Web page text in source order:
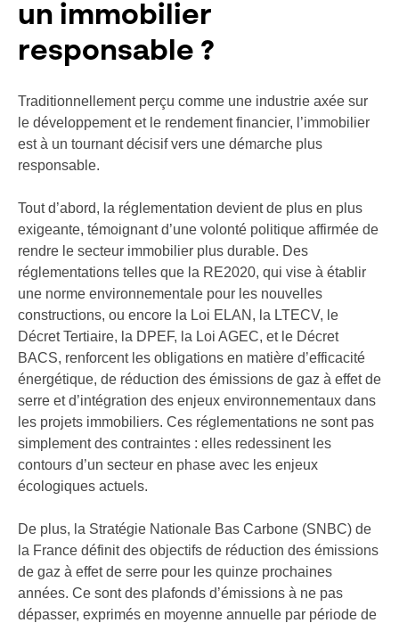
un immobilier
responsable ?
Traditionnellement perçu comme une industrie axée sur
le développement et le rendement financier, l’immobilier
est à un tournant décisif vers une démarche plus
responsable.
Tout d’abord, la réglementation devient de plus en plus
exigeante, témoignant d’une volonté politique affirmée de
rendre le secteur immobilier plus durable. Des
réglementations telles que la RE2020, qui vise à établir
une norme environnementale pour les nouvelles
constructions, ou encore la Loi ELAN, la LTECV, le
Décret Tertiaire, la DPEF, la Loi AGEC, et le Décret
BACS, renforcent les obligations en matière d’efficacité
énergétique, de réduction des émissions de gaz à effet de
serre et d’intégration des enjeux environnementaux dans
les projets immobiliers. Ces réglementations ne sont pas
simplement des contraintes : elles redessinent les
contours d’un secteur en phase avec les enjeux
écologiques actuels.
De plus, la Stratégie Nationale Bas Carbone (SNBC) de
la France définit des objectifs de réduction des émissions
de gaz à effet de serre pour les quinze prochaines
années. Ce sont des plafonds d’émissions à ne pas
dépasser, exprimés en moyenne annuelle par période de